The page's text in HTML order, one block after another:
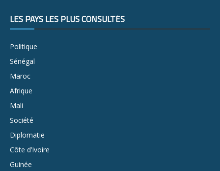
LES PAYS LES PLUS CONSULTÉS
Politique
Sénégal
Maroc
Afrique
Mali
Société
Diplomatie
Côte d’Ivoire
Guinée